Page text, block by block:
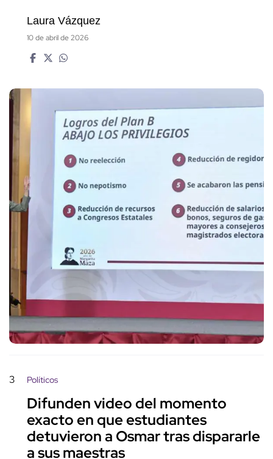
Laura Vázquez
10 de abril de 2026
3 Políticos
Difunden video del momento
exacto en que estudiantes
detuvieron a Osmar tras dispararle
a sus maestras